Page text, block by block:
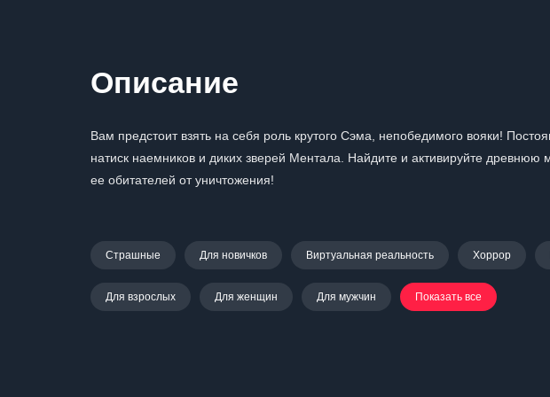
Описание
Вам предстоит взять на себя роль крутого Сэма, непобедимого вояки!
натиск наемников и диких зверей Ментала. Найдите и активируйте
ее обитателей от уничтожения!
Страшные Для новичков Виртуальная реальность Хоррор
Для взрослых Для женщин Для мужчин Показать все